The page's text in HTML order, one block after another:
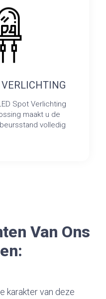
Spot Verlichting
maakt u de
volledig
Van Ons
karakter van deze